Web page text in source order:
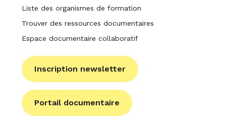
Liste des organismes de formation
Trouver des ressources documentaires
Espace documentaire collaboratif
Inscription newsletter
Portail documentaire